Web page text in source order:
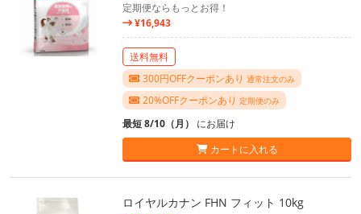
定期便ならもっとお得！
¥16,943
送料無料
300円OFFクーポンあり 通常注文のみ
20%OFFクーポンあり 定期便のみ
最短 8/10（月） にお届け
カートに入れる
ロイヤルカナン FHN フィット 10kg